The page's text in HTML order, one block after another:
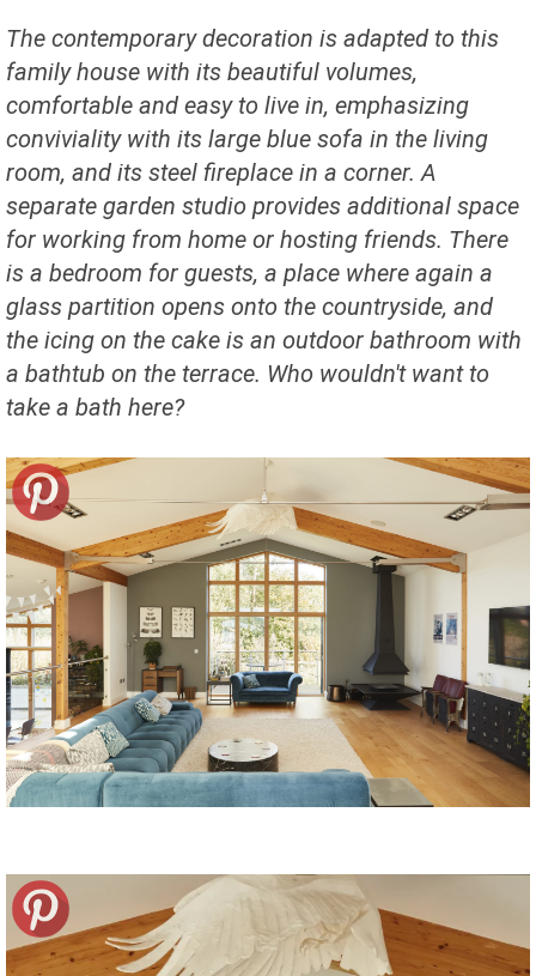
The contemporary decoration is adapted to this
family house with its beautiful volumes,
comfortable and easy to live in, emphasizing
conviviality with its large blue sofa in the living
room, and its steel fireplace in a corner. A
separate garden studio provides additional space
for working from home or hosting friends. There
is a bedroom for guests, a place where again a
glass partition opens onto the countryside, and
the icing on the cake is an outdoor bathroom with
a bathtub on the terrace. Who wouldn't want to
take a bath here?